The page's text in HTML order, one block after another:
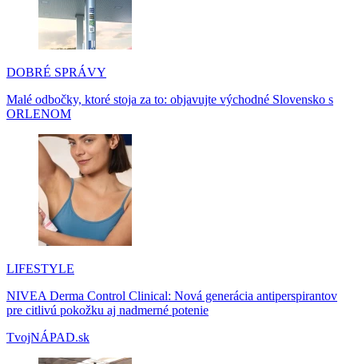
DOBRÉ SPRÁVY
Malé odbočky, ktoré stoja za to: objavujte východné Slovensko s
ORLENOM
LIFESTYLE
NIVEA Derma Control Clinical: Nová generácia antiperspirantov
pre citlivú pokožku aj nadmerné potenie
TvojNÁPAD.sk